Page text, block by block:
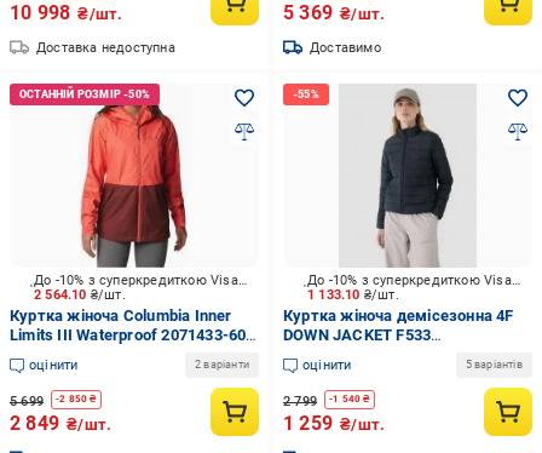
10 998 ₴/шт.
Доставка недоступна
5 369 ₴/шт.
Доставимо
2 564.10 ₴/шт.
До -10% з суперкредиткою Visa Вигода
Куртка жіноча Columbia Inner
Limits III Waterproof 2071433-608
р.XS помаранчева
оцінити 2 варіанти
5 699 -2 850 ₴
2 849 ₴/шт.
1 133.10 ₴/шт.
До -10% з суперкредиткою Visa Вигода
Куртка жіноча демісезонна 4F
DOWN JACKET F533
4FWSS25TDJAF533-20S р.M
чорнаоцінити 5 варіантів
2 799 -1 540 ₴
1 259 ₴/шт.